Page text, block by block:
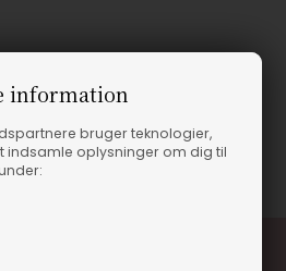
information
bruger teknologier,
indsamle oplysninger om dig til
18953-GIN05419